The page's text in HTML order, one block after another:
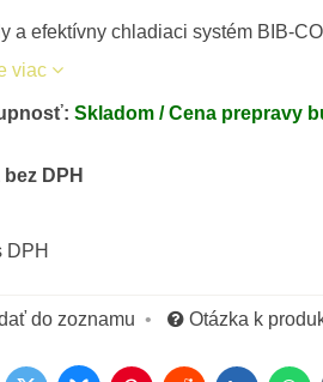
a efektívny chladiaci systém BIB-
viac
Skladom / Cena prepravy
DPH
s DPH
DPH
do zoznamu Otázka k